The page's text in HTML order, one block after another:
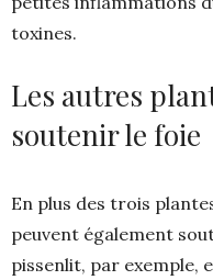
toxines.
Les autres
soutenir le foie
En plus des trois
peuvent également
pissenlit, par exemple,